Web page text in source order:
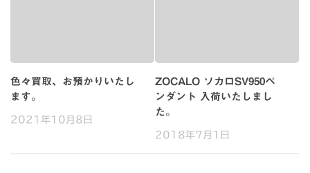
色々買取、お預かりいたし
ます。
2021年10月8日
ZOCALO ソカロSV950ペ
ンダント 入荷いたしまし
た。
2018年7月1日